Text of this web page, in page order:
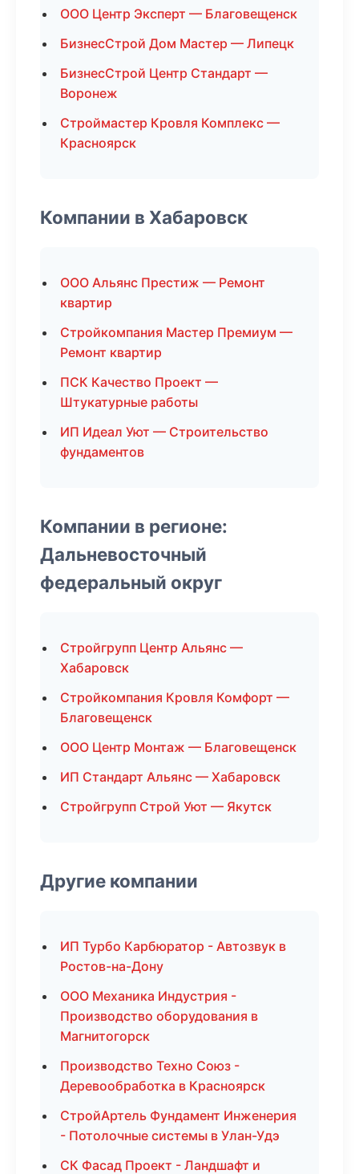
ООО Центр Эксперт — Благовещенск
БизнесСтрой Дом Мастер — Липецк
БизнесСтрой Центр Стандарт —
Воронеж
Строймастер Кровля Комплекс —
Красноярск
Компании в Хабаровск
ООО Альянс Престиж — Ремонт
квартир
Стройкомпания Мастер Премиум —
Ремонт квартир
ПСК Качество Проект —
Штукатурные работы
ИП Идеал Уют — Строительство
фундаментов
Компании в регионе:
Дальневосточный
федеральный округ
Стройгрупп Центр Альянс —
Хабаровск
Стройкомпания Кровля Комфорт —
Благовещенск
ООО Центр Монтаж — Благовещенск
ИП Стандарт Альянс — Хабаровск
Стройгрупп Строй Уют — Якутск
Другие компании
ИП Турбо Карбюратор - Автозвук в
Ростов-на-Дону
ООО Механика Индустрия -
Производство оборудования в
Магнитогорск
Производство Техно Союз -
Деревообработка в Красноярск
СтройАртель Фундамент Инженерия
- Потолочные системы в Улан-Удэ
СК Фасад Проект - Ландшафт и